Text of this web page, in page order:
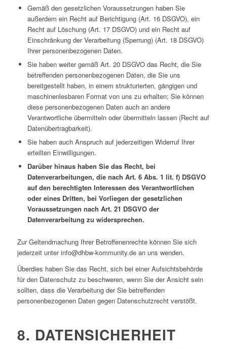
Gemäß den gesetzlichen Voraussetzungen haben Sie
außerdem ein Recht auf Berichtigung (Art. 16 DSGVO), ein
Recht auf Löschung (Art. 17 DSGVO) und ein Recht auf
Einschränkung der Verarbeitung (Sperrung) (Art. 18 DSGVO)
Ihrer personenbezogenen Daten.
Sie haben weiter gemäß Art. 20 DSGVO das Recht, die Sie
betreffenden personenbezogenen Daten, die Sie uns
bereitgestellt haben, in einem strukturierten, gängigen und
maschinenlesbaren Format von uns zu erhalten; Sie können
diese personenbezogenen Daten auch an andere
Verantwortliche übermitteln oder übermitteln lassen (Recht auf
Datenübertragbarkeit).
Sie haben auch Anspruch auf jederzeitigen Widerruf Ihrer
erteilten Einwilligungen.
Darüber hinaus haben Sie das Recht, bei
Datenverarbeitungen, die nach Art. 6 Abs. 1 lit. f) DSGVO
auf den berechtigten Interessen des Verantwortlichen
oder eines Dritten, bei Vorliegen der gesetzlichen
Voraussetzungen nach Art. 21 DSGVO der
Datenverarbeitung zu widersprechen.
Zur Geltendmachung Ihrer Betroffenenrechte können Sie sich
jederzeit unter info@dhbw-kommunity.de an uns wenden.
Überdies haben Sie das Recht, sich bei einer Aufsichtsbehörde
für den Datenschutz zu beschweren, wenn Sie der Ansicht sein
sollten, dass die Verarbeitung der Sie betreffenden
personenbezogenen Daten gegen Datenschutzrecht verstößt.
8. DATENSICHERHEIT